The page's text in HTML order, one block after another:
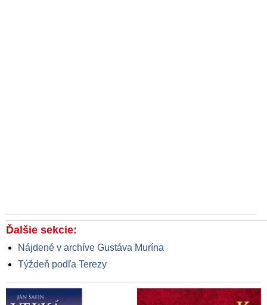
Ďalšie sekcie:
Nájdené v archíve Gustáva Murína
Týždeň podľa Terezy